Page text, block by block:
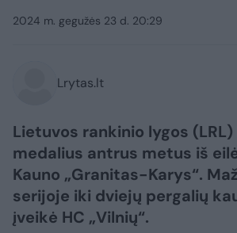
2024 m. gegužės 23 d. 20:29
Lrytas.lt
Lietuvos rankinio lygos
medalius antrus metus iš
Kauno „Granitas-Karys“.
serijoje iki dviejų pergalių
įveikė HC „Vilnių“.